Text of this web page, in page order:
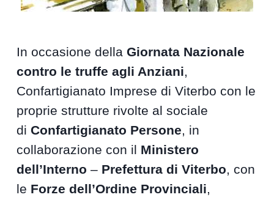
In occasione dellaGiornata Nazionale
contro le truffe agli Anziani,
Confartigianato Imprese di Viterbo con le
proprie strutture rivolte al sociale
diConfartigianato Persone, in
collaborazione con il Ministero
dell’Interno – Prefettura di Viterbo, con
le Forze dell’Ordine Provinciali,